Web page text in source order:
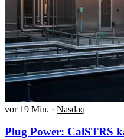
vor 19 Min. · Nasdaq
Plug Power: CalSTRS